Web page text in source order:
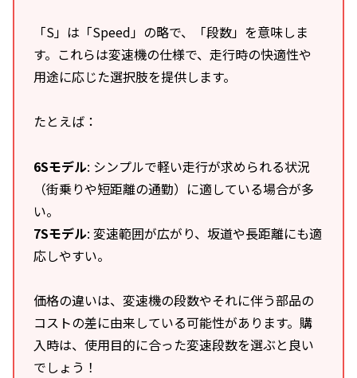
「S」は「Speed」の略で、「段数」を意味しま
す。これらは変速機の仕様で、走行時の快適性や
用途に応じた選択肢を提供します。
たとえば：
6Sモデル: シンプルで軽い走行が求められる状況
（街乗りや短距離の通勤）に適している場合が多
い。
7Sモデル: 変速範囲が広がり、坂道や長距離にも適
応しやすい。
価格の違いは、変速機の段数やそれに伴う部品の
コストの差に由来している可能性があります。購
入時は、使用目的に合った変速段数を選ぶと良い
でしょう！